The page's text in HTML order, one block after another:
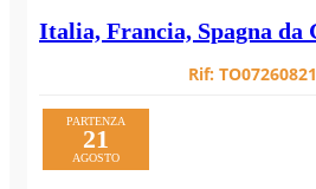
Italia, Francia, Spagna da
Rif: TO07260821
PARTENZA
21
AGOSTO